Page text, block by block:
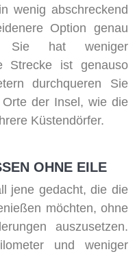
wenig abschreckend
Option genau
hat weniger
Strecke ist genauso
durchqueren Sie
der Insel, wie die
Küstendörfer.
OHNE EILE
jene gedacht, die die
möchten, ohne
auszusetzen.
und weniger